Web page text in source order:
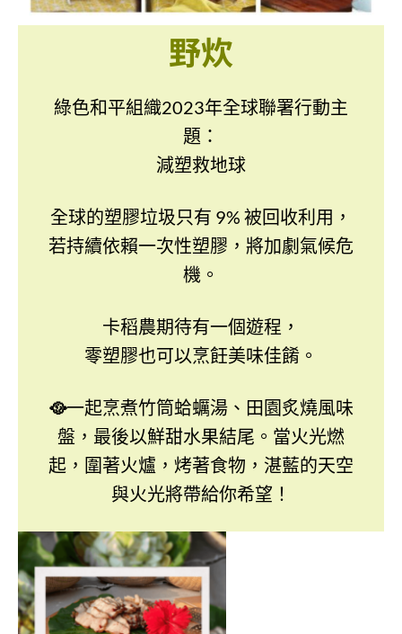
野炊
綠色和平組織2023年全球聯署行動主
題：
減塑救地球
全球的塑膠垃圾只有 9% 被回收利用，
若持續依賴一次性塑膠，將加劇氣候危
機。
卡稻農期待有一個遊程，
零塑膠也可以烹飪美味佳餚。
🥘一起烹煮竹筒蛤蠣湯、田園炙燒風味
盤，最後以鮮甜水果結尾。當火光燃
起，圍著火爐，烤著食物，湛藍的天空
與火光將帶給你希望！